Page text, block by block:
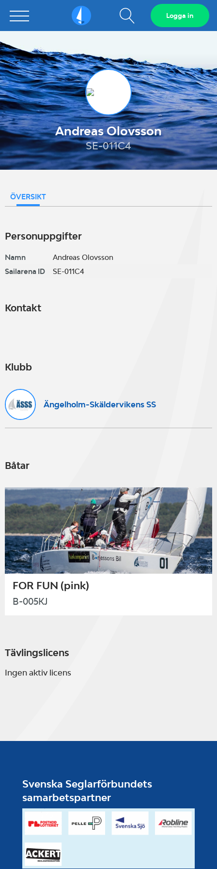
Sailarena Visa
sökfält
Logga in
Andreas Olovsson
SE-011C4
ÖVERSIKT
Personuppgifter
Namn
Andreas Olovsson
Sailarena ID
SE-011C4
Kontakt
Klubb
Ängelholm-Skäldervikens SS
Båtar
FOR FUN (pink)
B-005KJ
Tävlingslicens
Ingen aktiv licens
Svenska Seglarförbundets
samarbetspartner